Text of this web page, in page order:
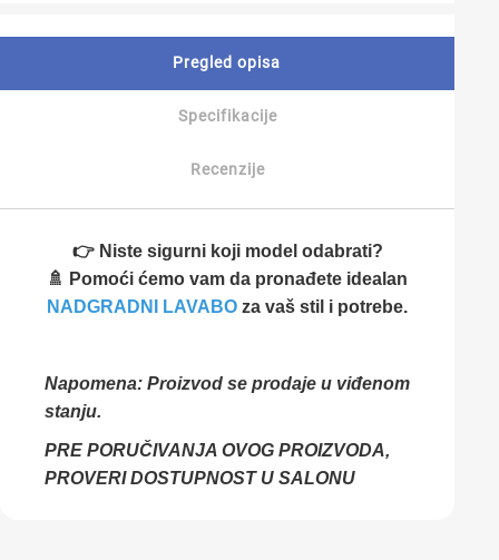
Pregled opisa
Specifikacije
Recenzije
👉 Niste sigurni koji model odabrati?
🚿 Pomoći ćemo vam da pronađete idealan
NADGRADNI LAVABO za vaš stil i potrebe.
Napomena: Proizvod se prodaje u viđenom
stanju.
PRE PORUČIVANJA OVOG PROIZVODA,
PROVERI DOSTUPNOST U SALONU